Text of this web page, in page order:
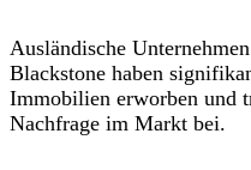
Ausländische
Blackstone haben
Immobilien erworben und
Nachfrage im Markt bei.